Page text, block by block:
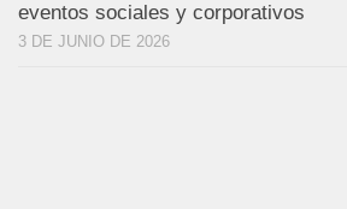
eventos sociales y corporativos
3 DE JUNIO DE 2026